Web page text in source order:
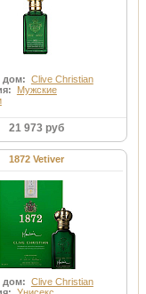
дом: Clive Christian
Мужские
21 973 руб
1872 Vetiver
дом: Clive Christian